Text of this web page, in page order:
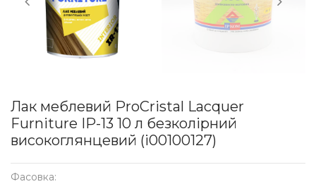
Лак меблевий ProCristal Lacquer
Furniture IР-13 10 л безколірний
високоглянцевий (i00100127)
Фасовка: